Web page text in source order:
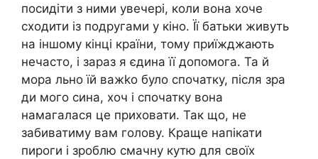
посидіти з ними увечері, коли вона хоче
сходити із подругами у кіно. Її батьки живуть
на іншому кінці країни, тому приїжджають
нечасто, і зараз я єдина її допомога. Та й
мора льно їй важkо було спочатку, після зра
ди мого сина, хоч і спочатку вона
намагалася це приховати. Так що, не
забиватиму вам голову. Краще напікати
пироги і зроблю смачну кутю для своїх